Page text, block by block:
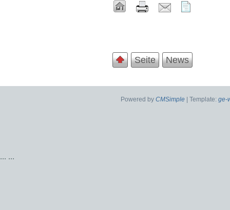
Seite News
Powered by CMSimple | Template: ge-
... ...